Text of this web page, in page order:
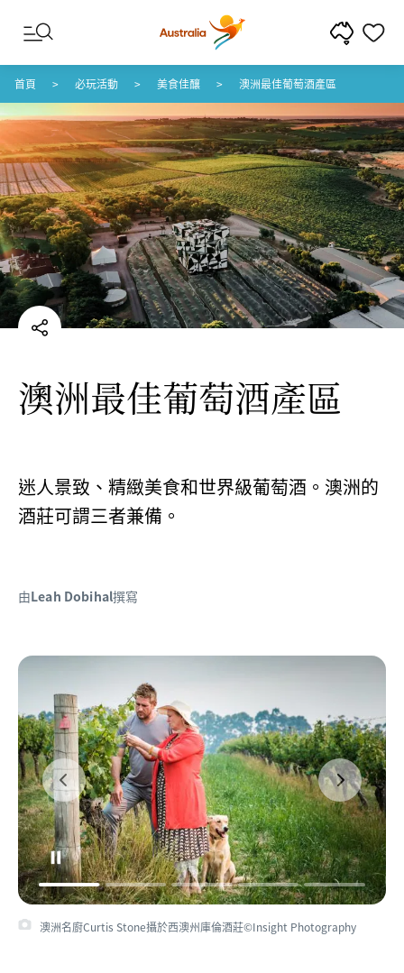
跳至內容
跳至頁尾導覽
首頁 必玩活動 美食佳釀 澳洲最佳葡萄酒產區
澳洲最佳葡萄酒產區
迷人景致、精緻美食和世界級葡萄酒。澳洲的
酒莊可謂三者兼備。
由Leah Dobihal撰寫
西澳州瑪格麗特河的飛鷹酒莊©Vasse Felix